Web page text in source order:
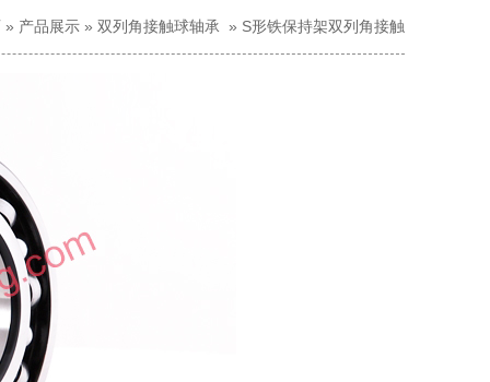
» 产品展示» 双列角接触球轴承 » S形铁保持架双列角接触
球轴承